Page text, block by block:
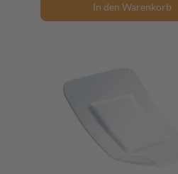
In den Warenkorb